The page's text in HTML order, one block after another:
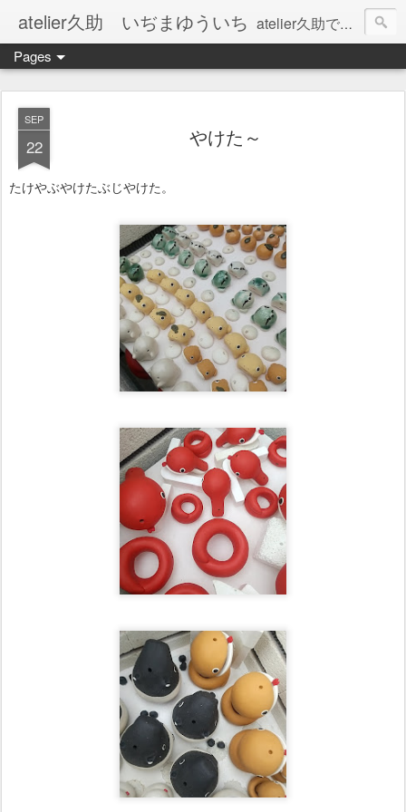
atelier久助 いぢまゆういち atelier久助では土と火から暖かなモノたちを生み出しています。 ご覧になられた方が和んで頂ければ幸いです。
Pages
SEP
22 やけた～
たけやぶやけたぶじやけた。